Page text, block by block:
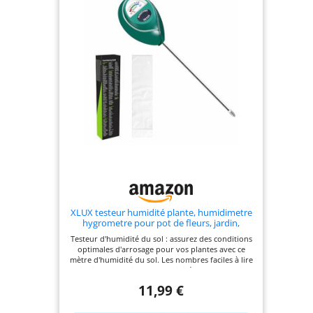
XLUX testeur humidité plante, humidimetre
hygrometre pour pot de fleurs, jardin,
ferme, Cour, pas de piles nécessaires
Testeur d'humidité du sol : assurez des conditions
optimales d'arrosage pour vos plantes avec ce
mètre d'humidité du sol. Les nombres faciles à lire
indiquent le niveau d'humidité du sol, ce qui
surexploitées ou sous-arrosées. Idéal pour une
11,99 €